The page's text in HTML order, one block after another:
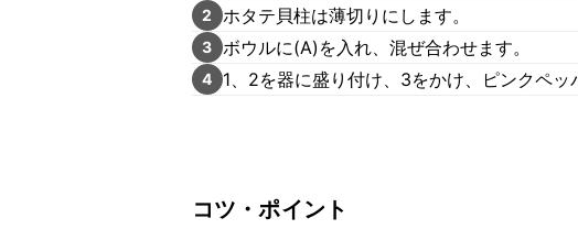
2 ホタテ貝柱は薄切りにします。
3 ボウルに(A)を入れ、混ぜ合わせます。
4 1、2を器に盛り付け、3をかけ、ピンクペッ
コツ・ポイント